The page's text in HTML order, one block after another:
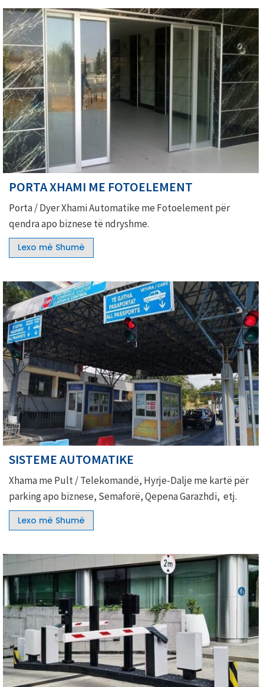
PORTA XHAMI ME FOTOELEMENT
Porta / Dyer Xhami Automatike me Fotoelement për
qendra apo biznese të ndryshme.
Lexo më Shumë
SISTEME AUTOMATIKE
Xhama me Pult / Telekomandë, Hyrje-Dalje me kartë për
parking apo biznese, Semaforë, Qepena Garazhdi, etj.
Lexo më Shumë